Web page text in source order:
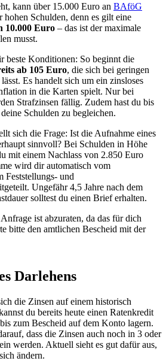
kann über 15.000 Euro an BAföG
Schulden, denn es gilt eine
10.000 Euro – das ist der maximale
musst.
beste Konditionen: So beginnt die
ab 105 Euro, die sich bei geringen
Es handelt sich um ein zinsloses
in die Karten spielt. Nur bei
Strafzinsen fällig. Zudem hast du bis
Schulden zu begleichen.
sich die Frage: Ist die Aufnahme eines
sinnvoll? Bei Schulden in Höhe
mit einem Nachlass von 2.850 Euro
wird dir automatisch vom
Feststellungs- und
Ungefähr 4,5 Jahre nach dem
solltest du einen Brief erhalten.
ist abzuraten, da das für dich
bitte den amtlichen Bescheid mit der
Darlehens
die Zinsen auf einem historisch
du bereits heute einen Ratenkredit
zum Bescheid auf dem Konto lagern.
dass die Zinsen auch noch in 3 oder
werden. Aktuell sieht es gut dafür aus,
ändern.